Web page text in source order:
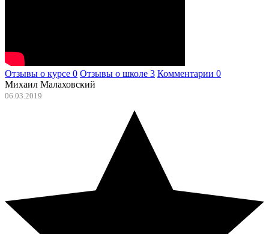
Отзывы о курсе 0 Отзывы о школе 3 Комментарии 0
Михаил Малаховский
06.03.2019